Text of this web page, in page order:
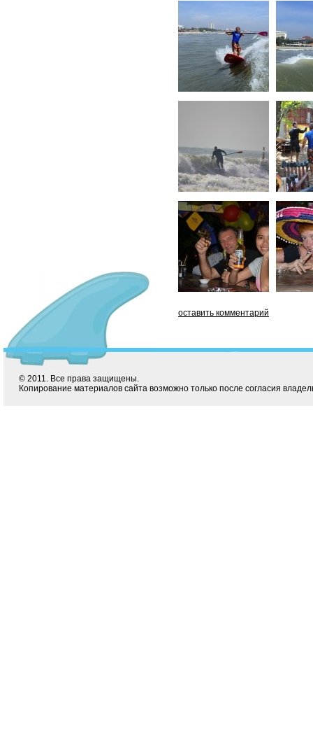
оставить комментарий
© 2011. Все права защищены.
Копирование материалов сайта возможно только после согласия